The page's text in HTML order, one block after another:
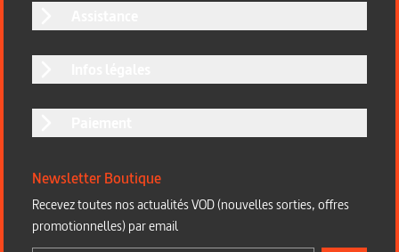
Newsletter Boutique
Recevez toutes nos actualités VOD (nouvelles sorties, offres
promotionnelles) par email